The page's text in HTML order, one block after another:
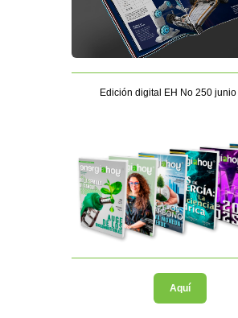
Edición digital EH No 250
Aquí